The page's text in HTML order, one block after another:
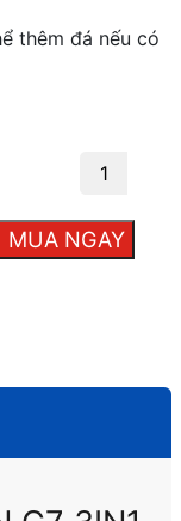
thêm đá nếu có
MUA NGAY